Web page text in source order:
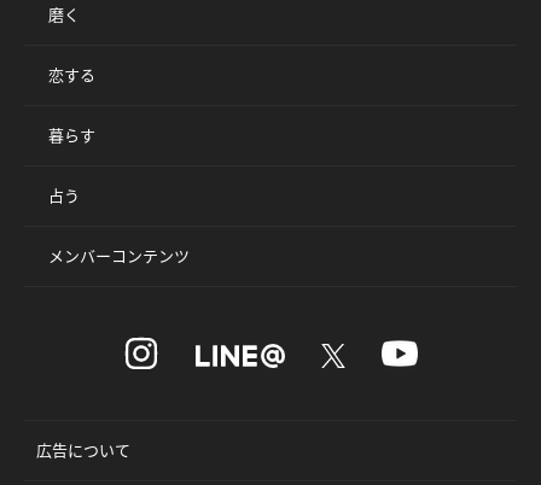
磨く
恋する
暮らす
占う
メンバーコンテンツ
広告について